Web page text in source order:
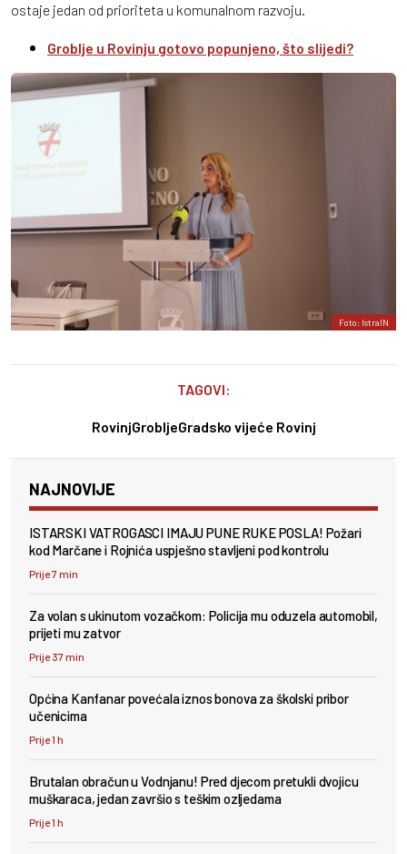
ostaje jedan od prioriteta u komunalnom razvoju.
Groblje u Rovinju gotovo popunjeno, što slijedi?
Foto: IstraIN
TAGOVI:
RovinjGrobljeGradsko vijeće Rovinj
NAJNOVIJE
ISTARSKI VATROGASCI IMAJU PUNE RUKE POSLA! Požari
kod Marčane i Rojnića uspješno stavljeni pod kontrolu
Prije 7 min
Za volan s ukinutom vozačkom: Policija mu oduzela automobil,
prijeti mu zatvor
Prije 37 min
Općina Kanfanar povećala iznos bonova za školski pribor
učenicima
Prije 1 h
Brutalan obračun u Vodnjanu! Pred djecom pretukli dvojicu
muškaraca, jedan završio s teškim ozljedama
Prije 1 h